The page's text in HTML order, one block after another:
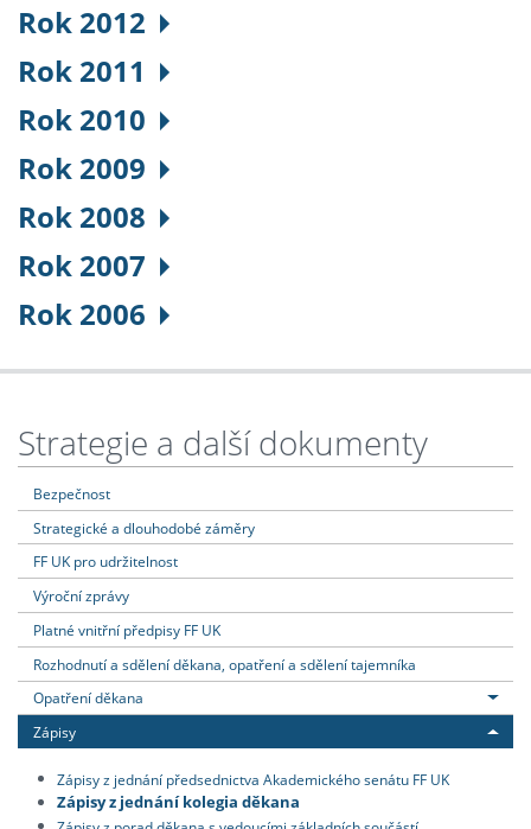
Rok 2012
Rok 2011
Rok 2010
Rok 2009
Rok 2008
Rok 2007
Rok 2006
Strategie a další dokumenty
Bezpečnost
Strategické a dlouhodobé záměry
FF UK pro udržitelnost
Výroční zprávy
Platné vnitřní předpisy FF UK
Rozhodnutí a sdělení děkana, opatření a sdělení tajemníka
Opatření děkana
Zápisy
Zápisy z jednání předsednictva Akademického senátu FF UK
Zápisy z jednání kolegia děkana